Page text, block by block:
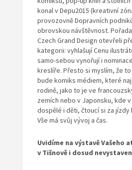
konal v Depu2015 (kreativní
provozovně Dopravních
obrovskou návštěvnost.
Czech Grand Design otevřeli
kategorii: vyhlašují Cenu
samo-sebou vynořují i
kreslíře. Přesto si myslím, že
bude komiks médiem, které
rodině, jako to je ve
zemích nebo v Japonsku, kde
dospělé i děti, čtoucí si za jízdy
Vše má svůj vývoj a čas.
Uvidíme na výstavě Vašeho
v Tišnově i dosud